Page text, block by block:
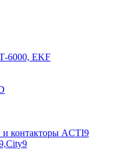
6000, EKF
контакторы ACTI9